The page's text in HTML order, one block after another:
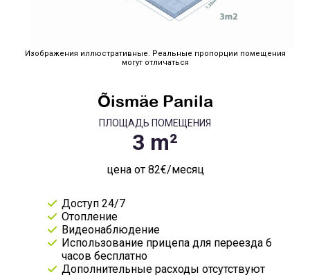
Изображения иллюстративные. Реальные пропорции помещения
могут отличаться
Õismäe Panila
ПЛОЩАДЬ ПОМЕЩЕНИЯ
цена от 82€/месяц
Доступ 24/7
Отопление
Видеонаблюдение
Использование прицепа для переезда 6
часов бесплатно
Дополнительные расходы отсутствуют